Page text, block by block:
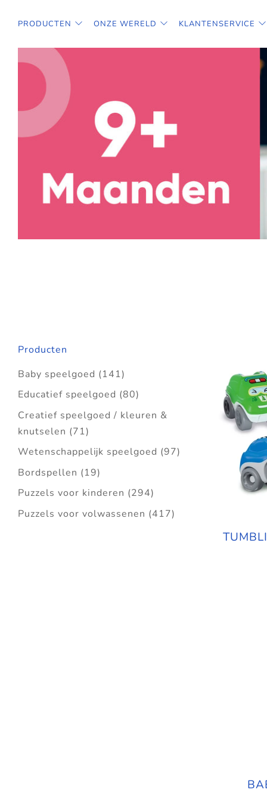
PRODUCTEN ONZE WERELD KLANTENSERVICE
Producten
Baby speelgoed (141)
Educatief speelgoed (80)
Creatief speelgoed / kleuren &
knutselen (71)
Wetenschappelijk speelgoed (97)
Bordspellen (19)
Puzzels voor kinderen (294)
Puzzels voor volwassenen (417)